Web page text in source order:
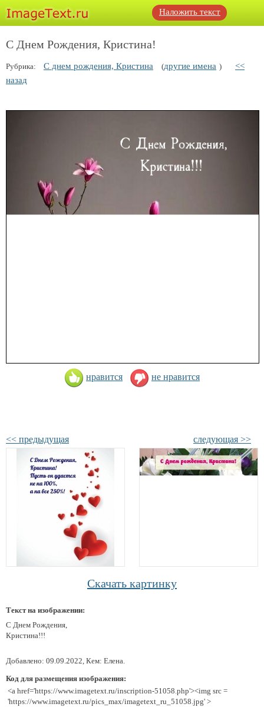
Наложить текст
С Днем Рождения, Кристина!
Рубрика: С днем рождения, Кристина (другие имена )
<<
назад
нравится не нравится
<< предыдущая следующая >>
Скачать картинку
Текст на изображении:
С Днем Рождения,
Кристина!!!
Добавлено: 09.09.2022, Кем: Елена.
Код для размещения изображения:
<a href='https://www.imagetext.ru/inscription-51058.php'><img src =
'https://www.imagetext.ru/pics_max/imagetext_ru_51058.jpg' >